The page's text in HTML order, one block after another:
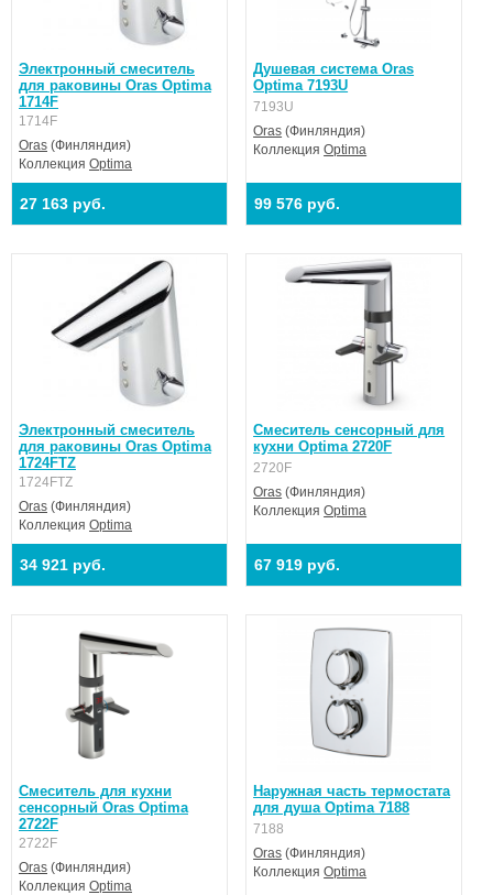
Электронный смеситель
для раковины Oras Optima
1714F
1714F
Oras (Финляндия)
Коллекция Optima
27 163 руб.
Душевая система Oras
Optima 7193U
7193U
Oras (Финляндия)
КоллекцияOptima
99 576 руб.
Электронный смеситель
для раковины Oras Optima
1724FTZ
1724FTZ
Oras (Финляндия)
Коллекция Optima
34 921 руб.
Смеситель сенсорный для
кухни Optima 2720F
2720F
Oras (Финляндия)
КоллекцияOptima
67 919 руб.
Смеситель для кухни
сенсорный Oras Optima
2722F
2722F
Oras (Финляндия)
Коллекция Optima
Наружная часть термостата
для душа Optima 7188
7188
Oras (Финляндия)
КоллекцияOptima